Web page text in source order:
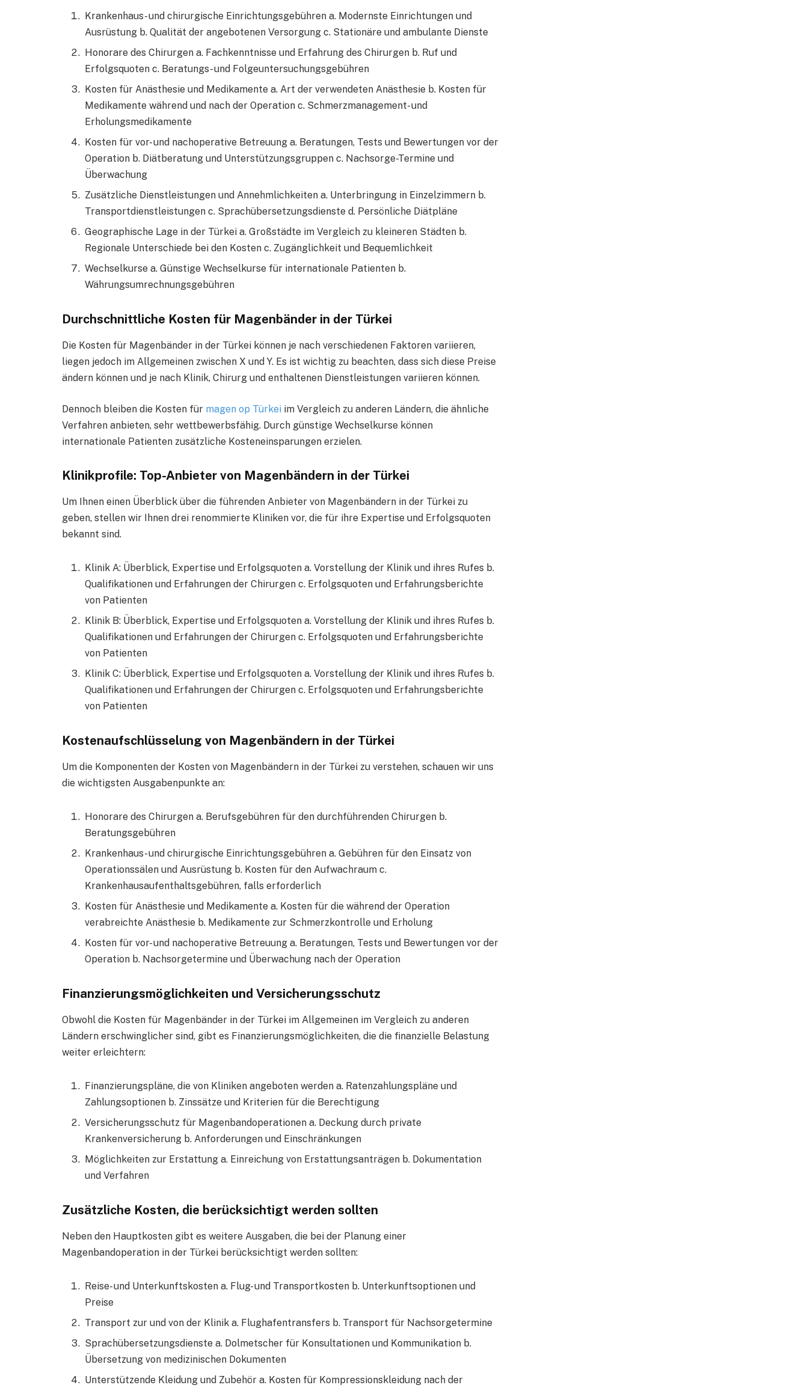
Krankenhaus- und chirurgische Einrichtungsgebühren a. Modernste Einrichtungen und
Ausrüstung b. Qualität der angebotenen Versorgung c. Stationäre und ambulante Dienste
Honorare des Chirurgen a. Fachkenntnisse und Erfahrung des Chirurgen b. Ruf und
Erfolgsquoten c. Beratungs- und Folgeuntersuchungsgebühren
Kosten für Anästhesie und Medikamente a. Art der verwendeten Anästhesie b. Kosten für
Medikamente während und nach der Operation c. Schmerzmanagement- und
Erholungsmedikamente
Kosten für vor- und nachoperative Betreuung a. Beratungen, Tests und Bewertungen vor der
Operation b. Diätberatung und Unterstützungsgruppen c. Nachsorge-Termine und
Überwachung
Zusätzliche Dienstleistungen und Annehmlichkeiten a. Unterbringung in Einzelzimmern b.
Transportdienstleistungen c. Sprachübersetzungsdienste d. Persönliche Diätpläne
Geographische Lage in der Türkei a. Großstädte im Vergleich zu kleineren Städten b.
Regionale Unterschiede bei den Kosten c. Zugänglichkeit und Bequemlichkeit
Wechselkurse a. Günstige Wechselkurse für internationale Patienten b.
Währungsumrechnungsgebühren
Durchschnittliche Kosten für Magenbänder in der Türkei
Die Kosten für Magenbänder in der Türkei können je nach verschiedenen Faktoren variieren,
liegen jedoch im Allgemeinen zwischen X und Y. Es ist wichtig zu beachten, dass sich diese Preise
ändern können und je nach Klinik, Chirurg und enthaltenen Dienstleistungen variieren können.
Dennoch bleiben die Kosten für magen op Türkei im Vergleich zu anderen Ländern, die ähnliche
Verfahren anbieten, sehr wettbewerbsfähig. Durch günstige Wechselkurse können
internationale Patienten zusätzliche Kosteneinsparungen erzielen.
Klinikprofile: Top-Anbieter von Magenbändern in der Türkei
Um Ihnen einen Überblick über die führenden Anbieter von Magenbändern in der Türkei zu
geben, stellen wir Ihnen drei renommierte Kliniken vor, die für ihre Expertise und Erfolgsquoten
bekannt sind.
Klinik A: Überblick, Expertise und Erfolgsquoten a. Vorstellung der Klinik und ihres Rufes b.
Qualifikationen und Erfahrungen der Chirurgen c. Erfolgsquoten und Erfahrungsberichte
von Patienten
Klinik B: Überblick, Expertise und Erfolgsquoten a. Vorstellung der Klinik und ihres Rufes b.
Qualifikationen und Erfahrungen der Chirurgen c. Erfolgsquoten und Erfahrungsberichte
von Patienten
Klinik C: Überblick, Expertise und Erfolgsquoten a. Vorstellung der Klinik und ihres Rufes b.
Qualifikationen und Erfahrungen der Chirurgen c. Erfolgsquoten und Erfahrungsberichte
von Patienten
Kostenaufschlüsselung von Magenbändern in der Türkei
Um die Komponenten der Kosten von Magenbändern in der Türkei zu verstehen, schauen wir uns
die wichtigsten Ausgabenpunkte an:
Honorare des Chirurgen a. Berufsgebühren für den durchführenden Chirurgen b.
Beratungsgebühren
Krankenhaus- und chirurgische Einrichtungsgebühren a. Gebühren für den Einsatz von
Operationssälen und Ausrüstung b. Kosten für den Aufwachraum c.
Krankenhausaufenthaltsgebühren, falls erforderlich
Kosten für Anästhesie und Medikamente a. Kosten für die während der Operation
verabreichte Anästhesie b. Medikamente zur Schmerzkontrolle und Erholung
Kosten für vor- und nachoperative Betreuung a. Beratungen, Tests und Bewertungen vor der
Operation b. Nachsorgetermine und Überwachung nach der Operation
Finanzierungsmöglichkeiten und Versicherungsschutz
Obwohl die Kosten für Magenbänder in der Türkei im Allgemeinen im Vergleich zu anderen
Ländern erschwinglicher sind, gibt es Finanzierungsmöglichkeiten, die die finanzielle Belastung
weiter erleichtern:
Finanzierungspläne, die von Kliniken angeboten werden a. Ratenzahlungspläne und
Zahlungsoptionen b. Zinssätze und Kriterien für die Berechtigung
Versicherungsschutz für Magenbandoperationen a. Deckung durch private
Krankenversicherung b. Anforderungen und Einschränkungen
Möglichkeiten zur Erstattung a. Einreichung von Erstattungsanträgen b. Dokumentation
und Verfahren
Zusätzliche Kosten, die berücksichtigt werden sollten
Neben den Hauptkosten gibt es weitere Ausgaben, die bei der Planung einer
Magenbandoperation in der Türkei berücksichtigt werden sollten:
Reise- und Unterkunftskosten a. Flug- und Transportkosten b. Unterkunftsoptionen und
Preise
Transport zur und von der Klinik a. Flughafentransfers b. Transport für Nachsorgetermine
Sprachübersetzungsdienste a. Dolmetscher für Konsultationen und Kommunikation b.
Übersetzung von medizinischen Dokumenten
Unterstützende Kleidung und Zubehör a. Kosten für Kompressionskleidung nach der